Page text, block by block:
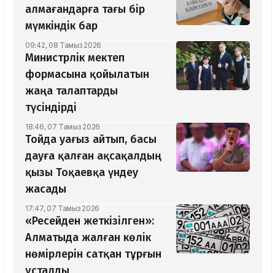
алмағандарға тағы бір
мүмкіндік бар
09:42, 08 Тамыз 2026
Министрлік мектеп
формасына қойылатын
жаңа талаптарды
түсіндірді
18:46, 07 Тамыз 2026
Тойда уағыз айтып, басы
дауға қалған ақсақалдың
қызы Тоқаевқа үндеу
жасады
17:47, 07 Тамыз 2026
«Ресейден жеткізілген»:
Алматыда жалған көлік
нөмірлерін сатқан тұрғын